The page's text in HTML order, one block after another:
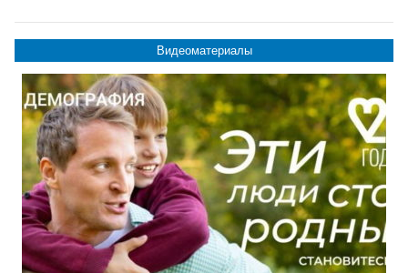
Видеоматериалы